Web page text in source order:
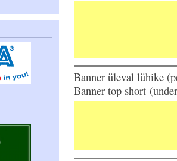
Banner üleval lühike
Banner top short